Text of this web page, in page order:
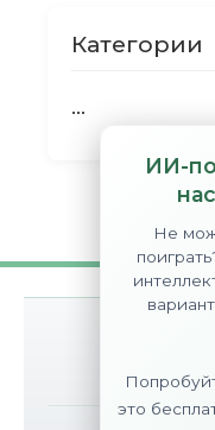
ИИ-
Не
это
Категории
...